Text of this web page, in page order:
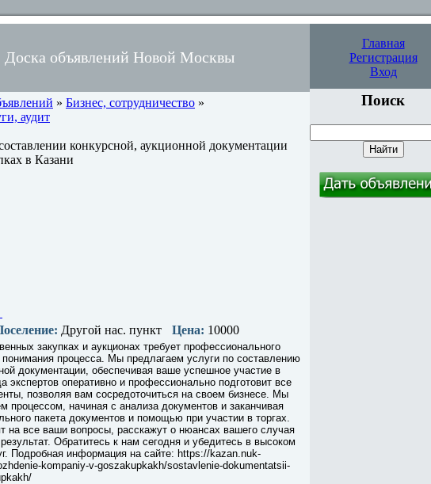
Доска объявлений Новой Москвы
Главная
Регистрация
Вход
» Бизнес, сотрудничество »
аудит
конкурсной, аукционной документации
в Казани
Другой нас. пункт Цена: 10000
закупках и аукционах требует профессионального
понимания процесса. Мы предлагаем услуги по составлению
документации, обеспечивая ваше успешное участие в
экспертов оперативно и профессионально подготовит все
позволяя вам сосредоточиться на своем бизнесе. Мы
процессом, начиная с анализа документов и заканчивая
пакета документов и помощью при участии в торгах.
на все ваши вопросы, расскажут о нюансах вашего случая
Обратитесь к нам сегодня и убедитесь в высоком
Подробная информация на сайте: https://kazan.nuk-
kompaniy-v-goszakupkakh/sostavlenie-dokumentatsii-
Поиск